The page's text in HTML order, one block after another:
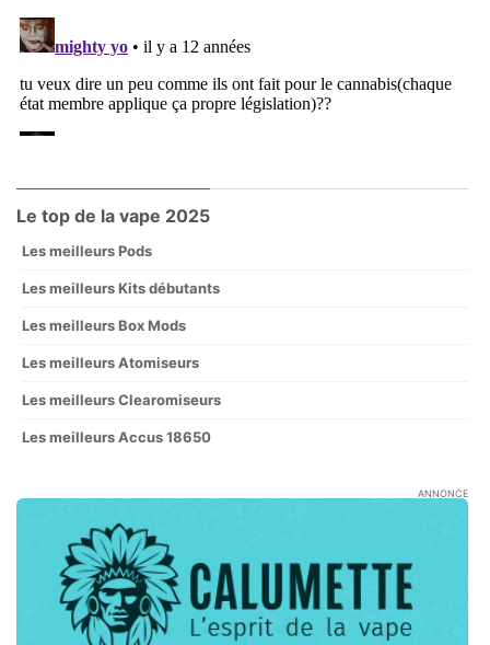
Le top de la vape 2025
Les meilleurs Pods
Les meilleurs Kits débutants
Les meilleurs Box Mods
Les meilleurs Atomiseurs
Les meilleurs Clearomiseurs
Les meilleurs Accus 18650
ANNONCE